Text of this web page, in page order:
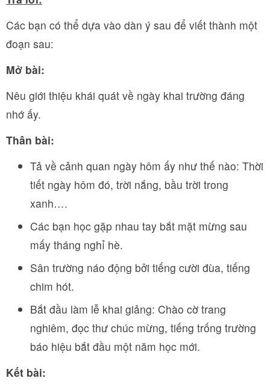
Các bạn có thể dựa vào dàn ý sau để viết thành một
đoạn sau:
Mở bài:
Nêu giới thiệu khái quát về ngày khai trường đáng
nhớ ấy.
Thân bài:
Tả về cảnh quan ngày hôm ấy như thế nào: Thời
tiết ngày hôm đó, trời nắng, bầu trời trong
xanh….
Các bạn học gặp nhau tay bắt mặt mừng sau
mấy tháng nghỉ hè.
Sân trường náo động bởi tiếng cười đùa, tiếng
chim hót.
Bắt đầu làm lễ khai giảng: Chào cờ trang
nghiêm, đọc thư chúc mừng, tiếng trống trường
báo hiệu bắt đầu một năm học mới.
Kết bài: